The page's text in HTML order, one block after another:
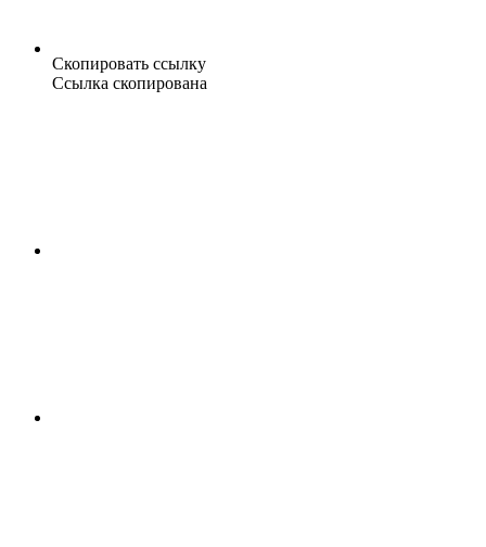
Скопировать ссылку
Ссылка скопирована